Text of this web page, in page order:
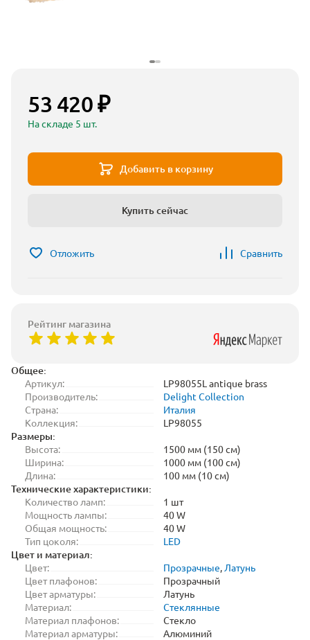
Общее:
Артикул:
LP98055L antique brass
Производитель:
Delight Collection
Страна:
Италия
Коллекция:
LP98055
Размеры:
Высота:
1500 мм (150 см)
Ширина:
1000 мм (100 см)
Длина:
100 мм (10 см)
Технические характеристики:
Количество ламп:
1 шт
Мощность лампы:
40 W
Общая мощность:
40 W
Тип цоколя:
LED
Цвет и материал:
Цвет: Прозрачные, Латунь
Цвет плафонов:
Прозрачный
Цвет арматуры:
Латунь
Материал:
Стеклянные
Материал плафонов:
Стекло
Материал арматуры:
Алюминий
53 420 ₽
На складе 5 шт.
Добавить в корзину
Купить сейчас
Отложить Сравнить
Рейтинг магазина